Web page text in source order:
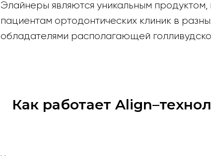
Элайнеры являются уникальным
пациентам ортодонтических клиник в
обладателями располагающей
Как работает